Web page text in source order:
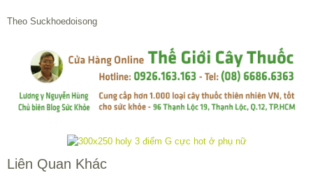
Theo Suckhoedoisong
Liên Quan Khác